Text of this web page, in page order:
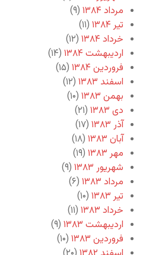
مرداد ۱۳۸۴
(۹)
تیر ۱۳۸۴
(۱۱)
خرداد ۱۳۸۴
(۱۲)
اردیبهشت ۱۳۸۴
(۱۴)
فروردین ۱۳۸۴
(۱۵)
اسفند ۱۳۸۳
(۱۲)
بهمن ۱۳۸۳
(۱۰)
دی ۱۳۸۳
(۲۱)
آذر ۱۳۸۳
(۱۷)
آبان ۱۳۸۳
(۱۸)
مهر ۱۳۸۳
(۱۹)
شهریور ۱۳۸۳
(۹)
مرداد ۱۳۸۳
(۶)
تیر ۱۳۸۳
(۱۰)
خرداد ۱۳۸۳
(۱۱)
اردیبهشت ۱۳۸۳
(۹)
فروردین ۱۳۸۳
(۱۰)